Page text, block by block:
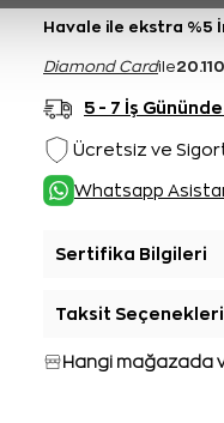
Havale ile ekstra %5
Diamond Cardile
5 - 7 İş
Ücretsiz ve
Whatsapp
Sertifika Bilgileri
Taksit Seçenekleri
Hangi mağazada